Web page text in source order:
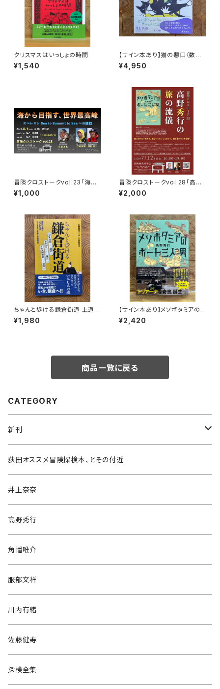
クリスマスはいっしょの時間
¥1,540
【サイン本あり】猫の悪口〈数量
限定・オリジナルトート付き〉
¥4,950
冒険クロストークvol.23「海か
ら目指す、世界最高峰」録画視聴
権
¥1,000
冒険クロストークvol.28「高野
秀行の旅の流儀」録画視聴権
¥2,000
ちゃんと歩ける鎌倉街道 上道・
中道・下道
¥1,980
【サイン本あり】メソポタミアの
ボート三人男
¥2,420
商品一覧に戻る
CATEGORY
新刊
和書
文学・小説・物語
随筆・ノンフィクション・その他
民族・風習
言語・ことば
荻田オススメ冒険探検本、とその付近
井上奈奈
高野秀行
角幡唯介
服部文祥
川内有緒
佐藤健寿
探検全集